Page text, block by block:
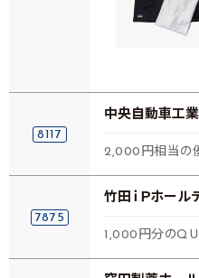
8117
中央自動車工業
2,000円相当の
7875
竹田ｉＰホール
1,000円分の